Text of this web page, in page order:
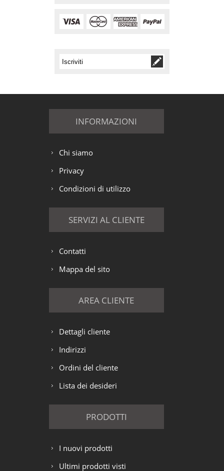
INFORMAZIONI
Chi siamo
Privacy
Condizioni di utilizzo
SERVIZI AL CLIENTE
Contatti
Mappa del sito
AREA CLIENTE
Dettagli cliente
Indirizzi
Ordini del cliente
Lista dei desideri
PRODOTTI
I nuovi prodotti
Ultimi prodotti visti